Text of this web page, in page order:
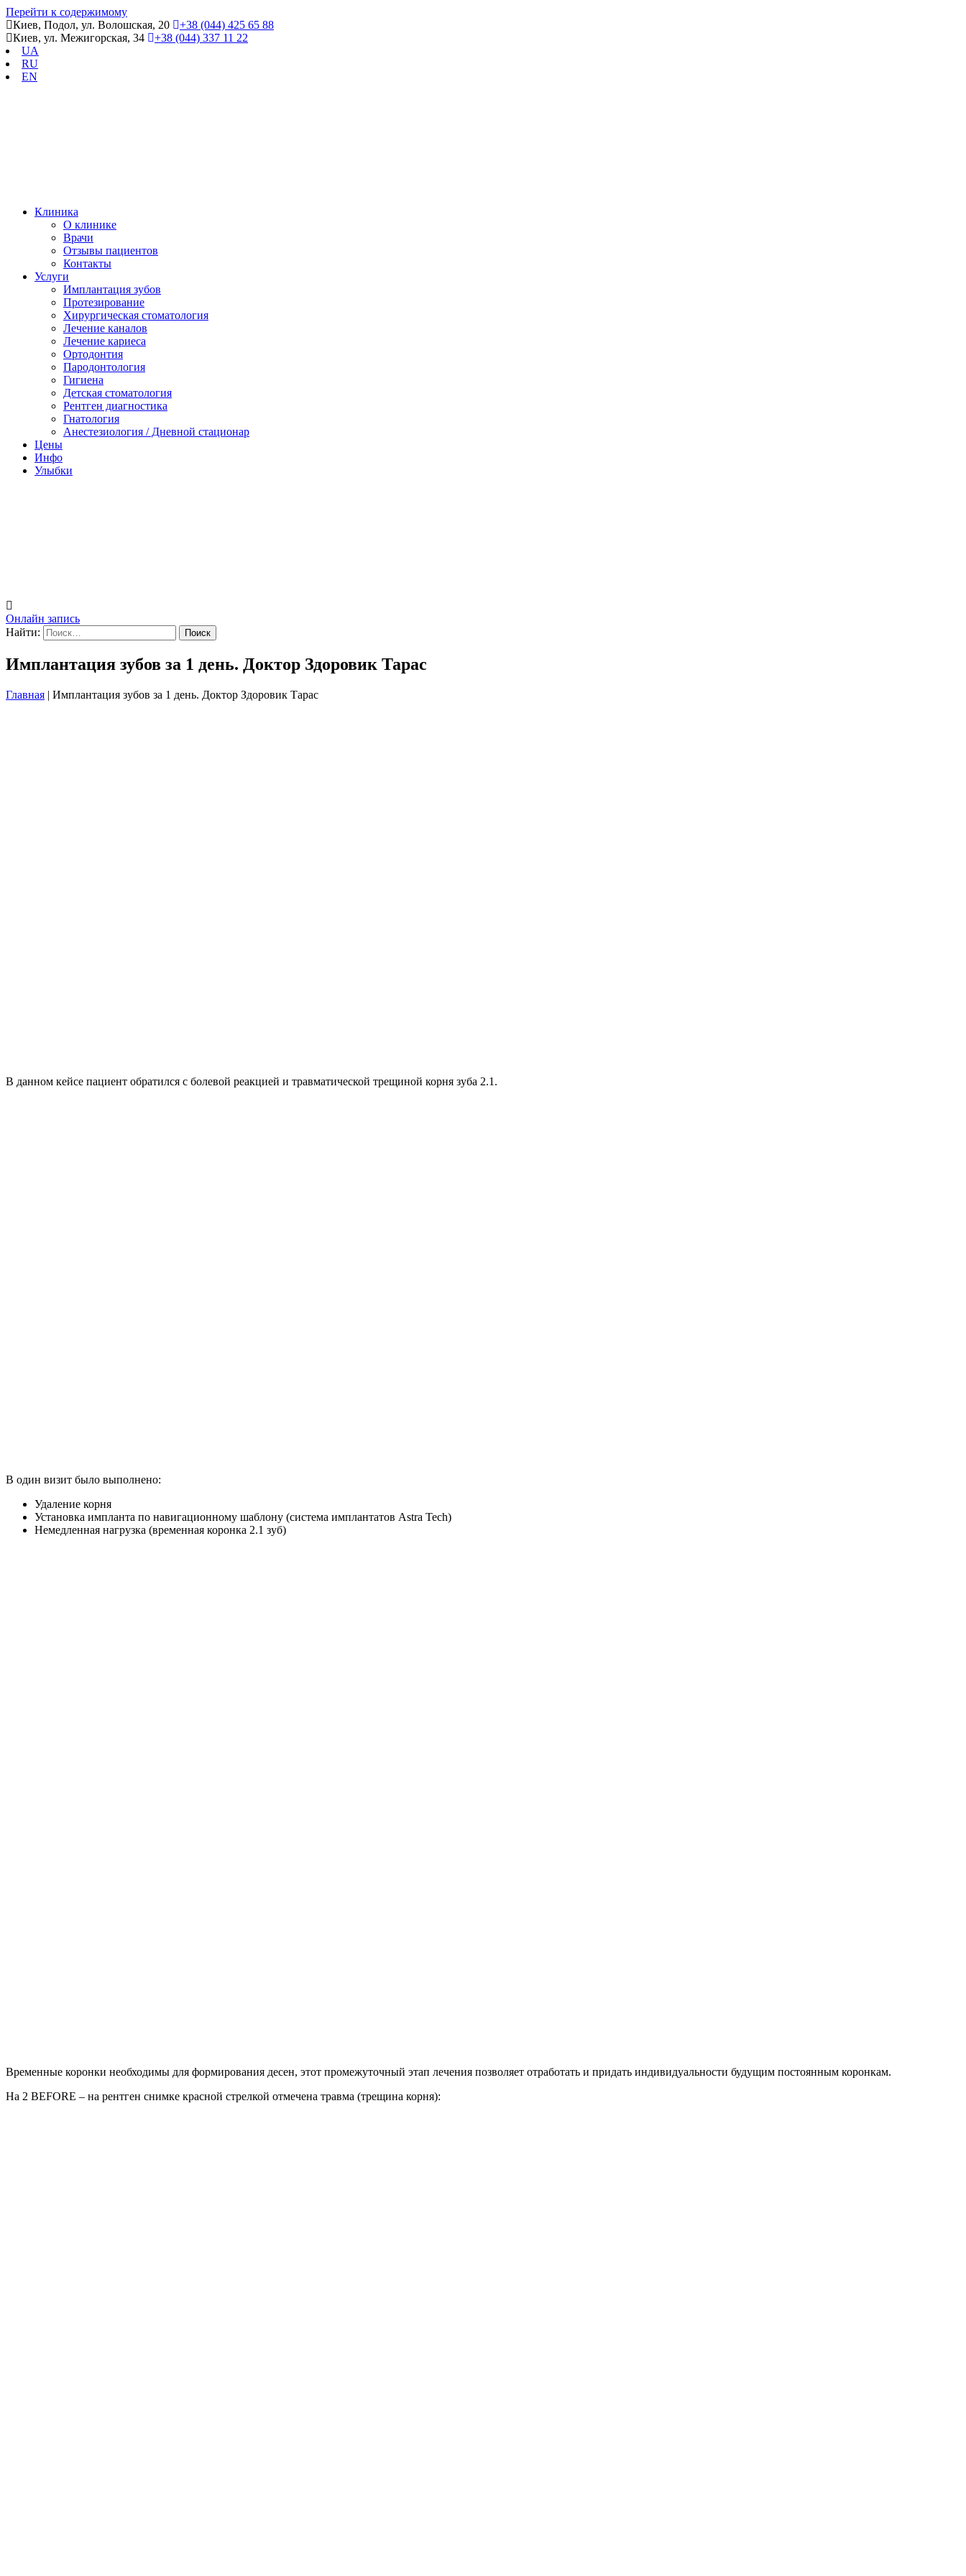
Перейти к содержимому
Киев, Подол, ул. Волошская, 20
+38 (044) 425 65 88
Киев, ул. Межигорская, 34
+38 (044) 337 11 22
UA
RU
EN
Клиника
О клинике
Врачи
Отзывы пациентов
Контакты
Услуги
Имплантация зубов
Протезирование
Хирургическая стоматология
Лечение каналов
Лечение кариеса
Ортодонтия
Пародонтология
Гигиена
Детская стоматология
Рентген диагностика
Гнатология
Анестезиология / Дневной стационар
Цены
Инфо
Улыбки
Онлайн запись
Найти:
Имплантация зубов за 1 день. Доктор Здоровик Тарас
Главная | Имплантация зубов за 1 день. Доктор Здоровик Тарас
В данном кейсе пациент обратился с болевой реакцией и травматической трещиной корня зуба 2.1.
В один визит было выполнено:
Удаление корня
Установка импланта по навигационному шаблону (система имплантатов Astra Tech)
Немедленная нагрузка (временная коронка 2.1 зуб)
Временные коронки необходимы для формирования десен, этот промежуточный этап лечения позволяет отработать и придать индивидуальности будущим постоянным коронкам.
На 2 BEFORE – на рентген снимке красной стрелкой отмечена травма (трещина корня):